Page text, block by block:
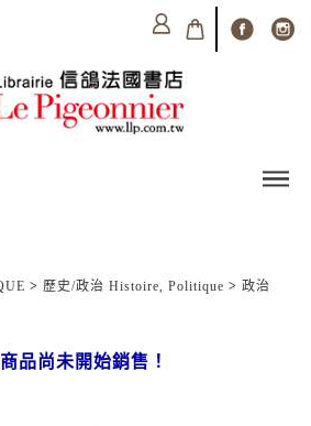
> 歷史/政治 Histoire, Politique > 政治
品尚未開始銷售！